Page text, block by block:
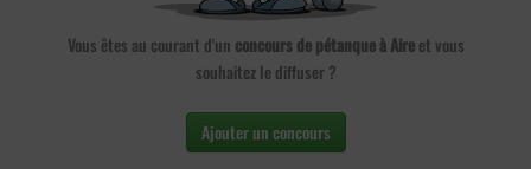
Vous êtes au courant d'un concours de pétanque à Aireet vous
souhaitez le diffuser ?
Ajouter un concours